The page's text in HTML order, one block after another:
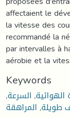
affectaient le
la vitesse des
recommandé la
par intervalles à
aérobie et la
Keywords
الهوائية, السرعة,
طويلة, المراهقة